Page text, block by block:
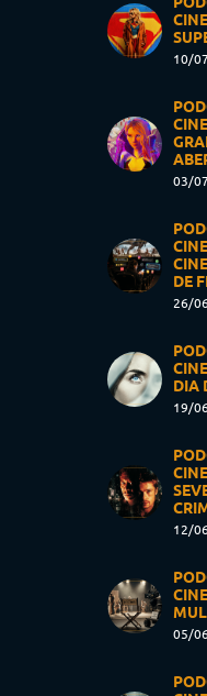
10/
03/
DE
26/
DIA
19/
12/
05/